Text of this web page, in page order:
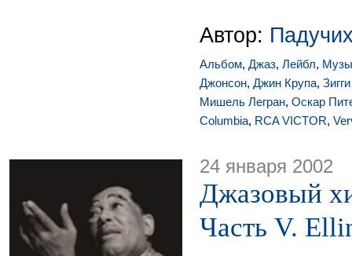
Автор:
Альбом, Джаз, Лейбл,
Джонсон, Джин Крупа,
Мишель Легран, Оскар
Columbia, RCA VICTOR,
24 января 2002
Джазовый
Часть V.